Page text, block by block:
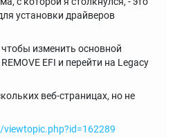
установки драйверов
изменить основной
EFI и перейти на Legacy
веб-страницах, но не